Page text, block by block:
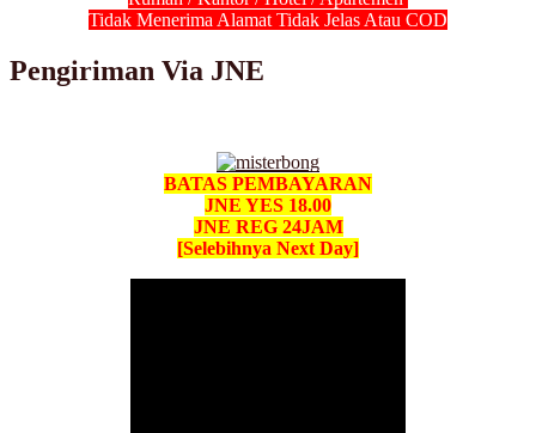
Tidak Menerima Alamat Tidak Jelas Atau COD
Pengiriman Via JNE
BATAS PEMBAYARAN
JNE YES 18.00
JNE REG 24JAM
[Selebihnya Next Day]